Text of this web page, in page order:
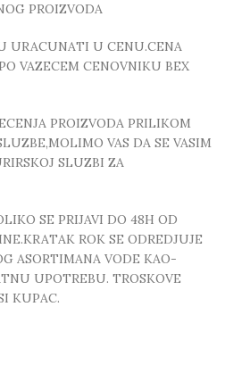
PROIZVODA
URACUNATI U CENU.CENA
VAZECEM CENOVNIKU BEX
PROIZVODA PRILIKOM
VAS DA SE VASIM
SLUZBI ZA
SE PRIJAVI DO 48H OD
ROK SE ODREDJUJE
ASORTIMANA VODE KAO-
UPOTREBU. TROSKOVE
KUPAC.